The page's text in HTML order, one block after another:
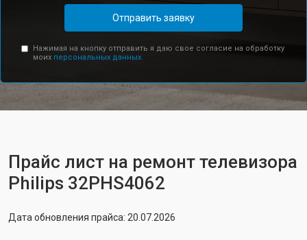
Отправить заявку
Нажимая на кнопку отправить я даю свое согласие на обработку
моих персональных данных.
Прайс лист на ремонт телевизора
Philips 32PHS4062
Дата обновления прайса: 20.07.2026